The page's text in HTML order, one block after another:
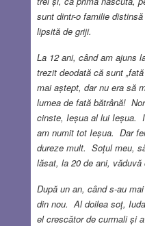
sunt dintr-o familie
lipsită de griji.
La 12 ani, când am ajuns
trezit deodată că sunt
mai aștept, dar nu era să
lumea de fată bătrână!
cinste, Ieșua al lui Ieșua.
am numit tot Ieșua. Dar
dureze mult. Soțul meu,
lăsat, la 20 de ani,
După un an, când s-au
din nou. Al doilea soț,
el crescător de curmali și